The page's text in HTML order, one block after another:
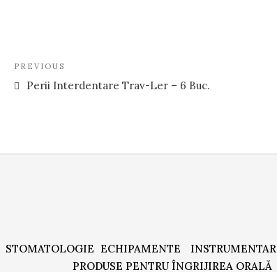
Navigare
Previous
Post
PREVIOUS
Perii Interdentare Trav-Ler – 6 Buc.
STOMATOLOGIE ECHIPAMENTE INSTRUMENTAR
PRODUSE PENTRU ÎNGRIJIREA ORALĂ